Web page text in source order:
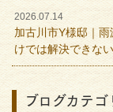
2026.07.14
加古川市Y様邸｜
けでは解決できな
ブログカテゴ